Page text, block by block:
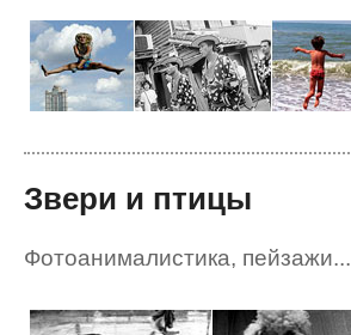
Звери и птицы
Фотоанималистика, пейзажи...